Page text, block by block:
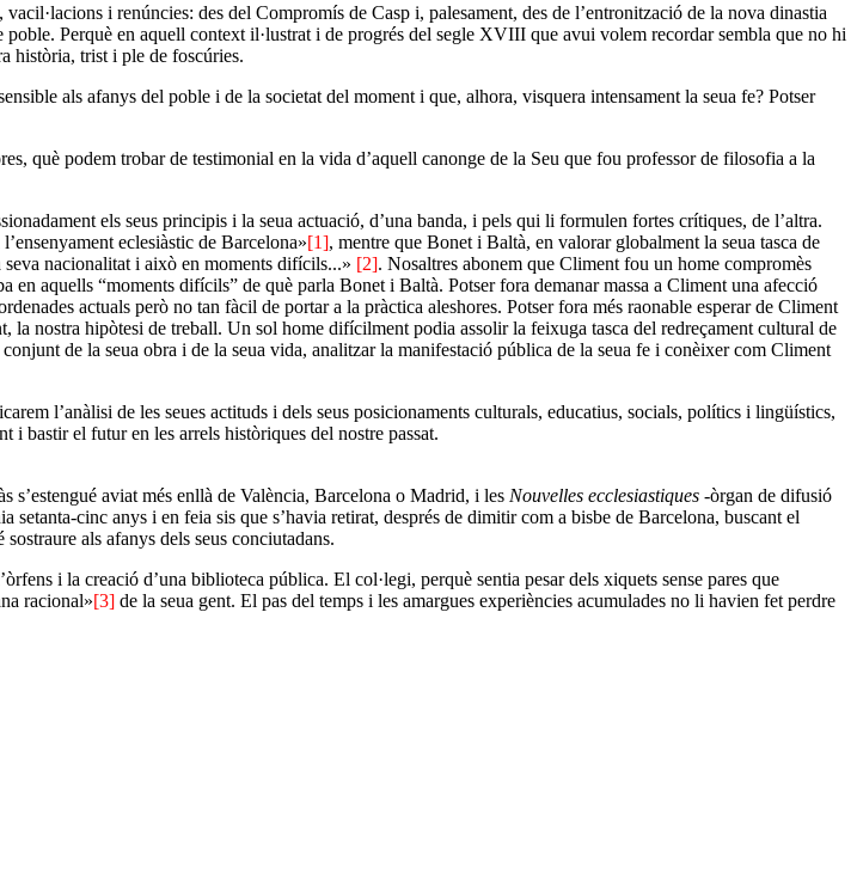
i renúncies: des del Compromís de Casp i, palesament, des de l’entronització de la nova dinastia
Perquè en aquell context il·lustrat i de progrés del segle XVIII que avui volem recordar sembla que no hi
història, trist i ple de foscúries.
als afanys del poble i de la societat del moment i que, alhora, visquera intensament la seua fe? Potser
què podem trobar de testimonial en la vida d’aquell canonge de la Seu que fou professor de filosofia a la
els seus principis i la seua actuació, d’una banda, i pels qui li formulen fortes crítiques, de l’altra.
eclesiàstic de Barcelona»[1], mentre que Bonet i Baltà, en valorar globalment la seua tasca de
nacionalitat i això en moments difícils...» [2]. Nosaltres abonem que Climent fou un home compromès
en aquells “moments difícils” de què parla Bonet i Baltà. Potser fora demanar massa a Climent una afecció
actuals però no tan fàcil de portar a la pràctica aleshores. Potser fora més raonable esperar de Climent
nostra hipòtesi de treball. Un sol home difícilment podia assolir la feixuga tasca del redreçament cultural de
de la seua obra i de la seua vida, analitzar la manifestació pública de la seua fe i conèixer com Climent
l’anàlisi de les seues actituds i dels seus posicionaments culturals, educatius, socials, polítics i lingüístics,
i bastir el futur en les arrels històriques del nostre passat.
s’estengué aviat més enllà de València, Barcelona o Madrid, i les Nouvelles ecclesiastiques -òrgan de difusió
setanta-cinc anys i en feia sis que s’havia retirat, després de dimitir com a bisbe de Barcelona, buscant el
als afanys dels seus conciutadans.
i la creació d’una biblioteca pública. El col·legi, perquè sentia pesar dels xiquets sense pares que
racional»[3] de la seua gent. El pas del temps i les amargues experiències acumulades no li havien fet perdre